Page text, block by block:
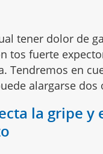
tener dolor de
tos fuerte
Tendremos en
alargarse dos
la gripe y